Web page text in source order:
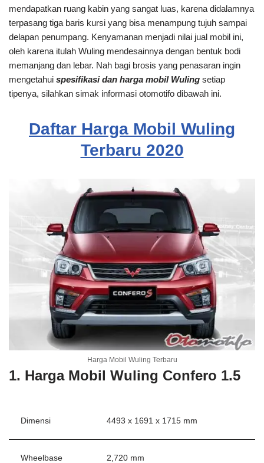
mendapatkan ruang kabin yang sangat luas, karena didalamnya
terpasang tiga baris kursi yang bisa menampung tujuh sampai
delapan penumpang. Kenyamanan menjadi nilai jual mobil ini,
oleh karena itulah Wuling mendesainnya dengan bentuk bodi
memanjang dan lebar. Nah bagi brosis yang penasaran ingin
mengetahui spesifikasi dan harga mobil Wuling setiap
tipenya, silahkan simak informasi otomotifo dibawah ini.
Daftar Harga Mobil Wuling
Terbaru 2020
Harga Mobil Wuling Terbaru
1. Harga Mobil Wuling Confero 1.5
Dimensi 4493 x 1691 x 1715 mm
Wheelbase 2,720 mm